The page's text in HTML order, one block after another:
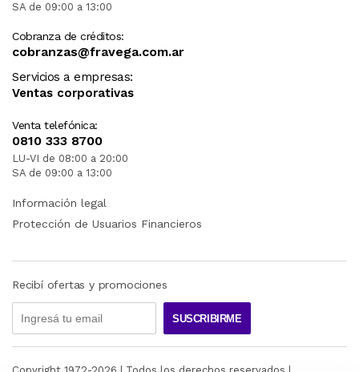
SA de 09:00 a 13:00
Cobranza de créditos:
cobranzas@fravega.com.ar
Servicios a empresas:
Ventas corporativas
Venta telefónica:
0810 333 8700
LU-VI de 08:00 a 20:00
SA de 09:00 a 13:00
Información legal
Protección de Usuarios Financieros
Recibí ofertas y promociones
SUSCRIBIRME